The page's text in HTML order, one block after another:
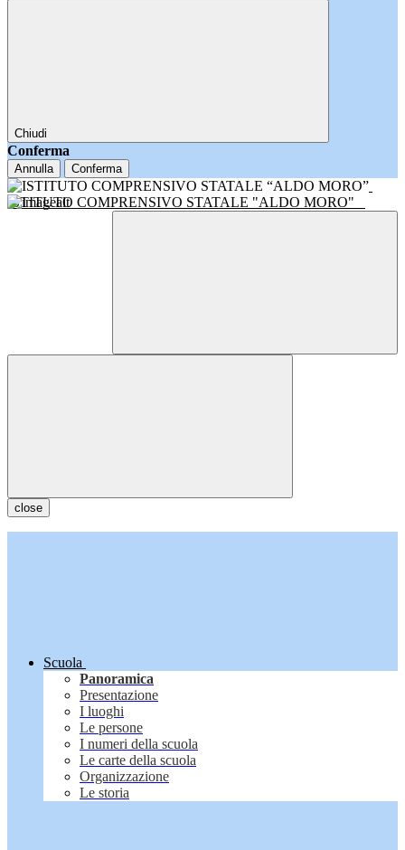
Chiudi
Conferma
Annulla Conferma
ISTITUTO COMPRENSIVO STATALE "ALDO MORO"
close
Scuola
Panoramica
Presentazione
I luoghi
Le persone
I numeri della scuola
Le carte della scuola
Organizzazione
Le storia